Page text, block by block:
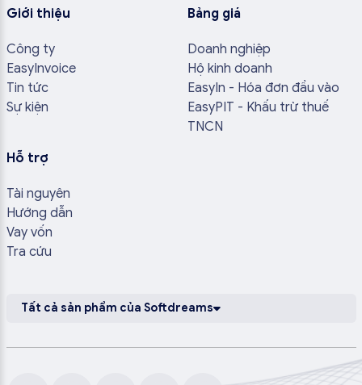
Giới thiệu
Công ty
EasyInvoice
Tin tức
Sự kiện
Bảng giá
Doanh nghiệp
Hộ kinh doanh
EasyIn - Hóa đơn đầu vào
EasyPIT - Khấu trừ thuế
TNCN
Hỗ trợ
Tài nguyên
Hướng dẫn
Vay vốn
Tra cứu
Tất cả sản phẩm của Softdreams